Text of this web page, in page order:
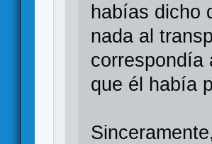
habías dicho
nada al
correspondía
que él había